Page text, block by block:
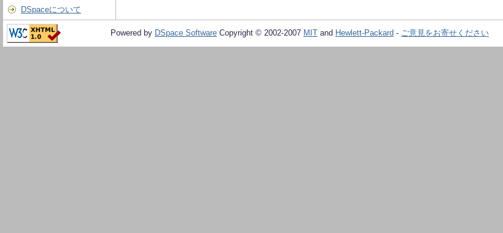
DSpaceについて
Powered by DSpace Software Copyright © 2002-2007 MIT and Hewlett-Packard - ご意見をお寄せください